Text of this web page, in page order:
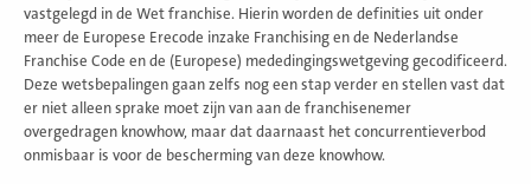
vastgelegd in de Wet franchise. Hierin worden de definities uit onder
meer de Europese Erecode inzake Franchising en de Nederlandse
Franchise Code en de (Europese) mededingingswetgeving gecodificeerd.
Deze wetsbepalingen gaan zelfs nog een stap verder en stellen vast dat
er niet alleen sprake moet zijn van aan de franchisenemer
overgedragen knowhow, maar dat daarnaast het concurrentieverbod
onmisbaar is voor de bescherming van deze knowhow.